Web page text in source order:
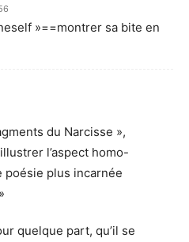
»==montrer sa bite en
du Narcisse »,
l’aspect homo-
plus incarnée
quelque part, qu’il se